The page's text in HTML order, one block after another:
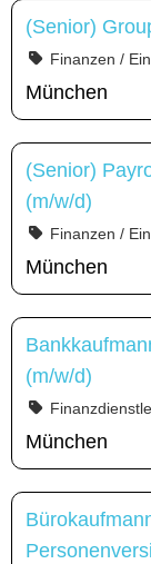
(Senior)
Finanzen /
München
(Senior)
(m/w/d)
Finanzen /
München
(m/w/d)
München